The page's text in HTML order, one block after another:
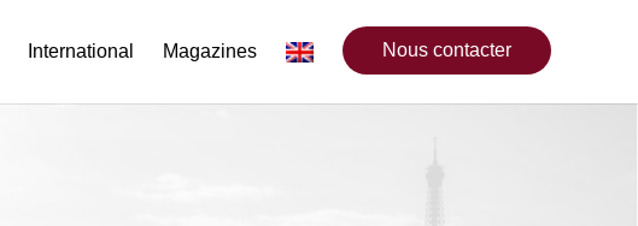
International Magazines Nous contacter